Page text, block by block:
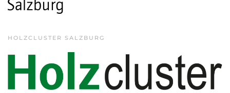
HOLZCLUSTER SALZBURG